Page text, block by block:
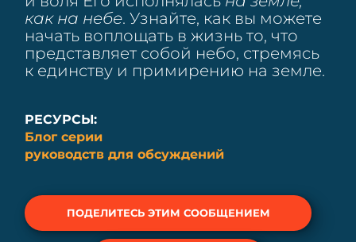
как на небе. Узнайте, как вы можете
начать воплощать в жизнь то, что
представляет собой небо, стремясь
к единству и примирению на земле.
РЕСУРСЫ:
Блог серии
руководств для обсуждений
ПОДЕЛИТЕСЬ ЭТИМ СООБЩЕНИЕМ